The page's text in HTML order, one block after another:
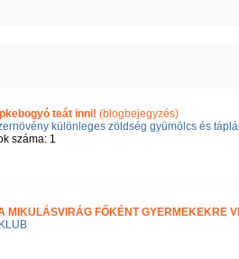
teát inni! (blogbejegyzés)
különleges zöldség gyümölcs és
száma: 1
MIKULÁSVIRÁG FŐKÉNT GYERMEKEKRE